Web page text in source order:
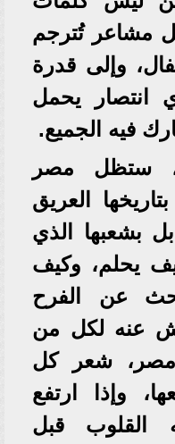
مشاعر تُترجم
وإلى قدرة
انتصار يحمل
فيه الجميع.
ستظل مصر
العريق
بشعبها الذي
يحلم، وكيف
عن الفرح
عنه لكل من
مصر، شعر كل
وإذا ارتفع
القلوب قبل